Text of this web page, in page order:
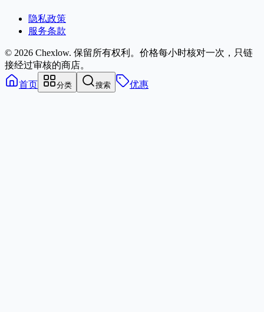
隐私政策
服务条款
© 2026 Chexlow. 保留所有权利。 价格每小时核对一次，只链
接经过审核的商店。
首页
分类 搜索 优惠